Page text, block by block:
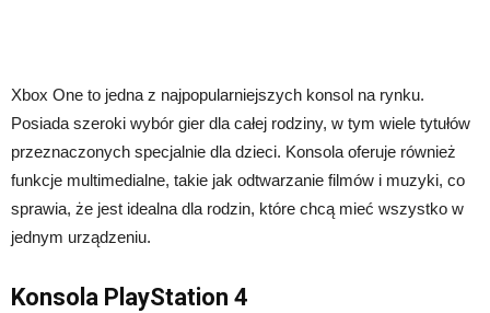
Xbox One to jedna z najpopularniejszych konsol na rynku.
Posiada szeroki wybór gier dla całej rodziny, w tym wiele tytułów
przeznaczonych specjalnie dla dzieci. Konsola oferuje również
funkcje multimedialne, takie jak odtwarzanie filmów i muzyki, co
sprawia, że jest idealna dla rodzin, które chcą mieć wszystko w
jednym urządzeniu.
Konsola PlayStation 4